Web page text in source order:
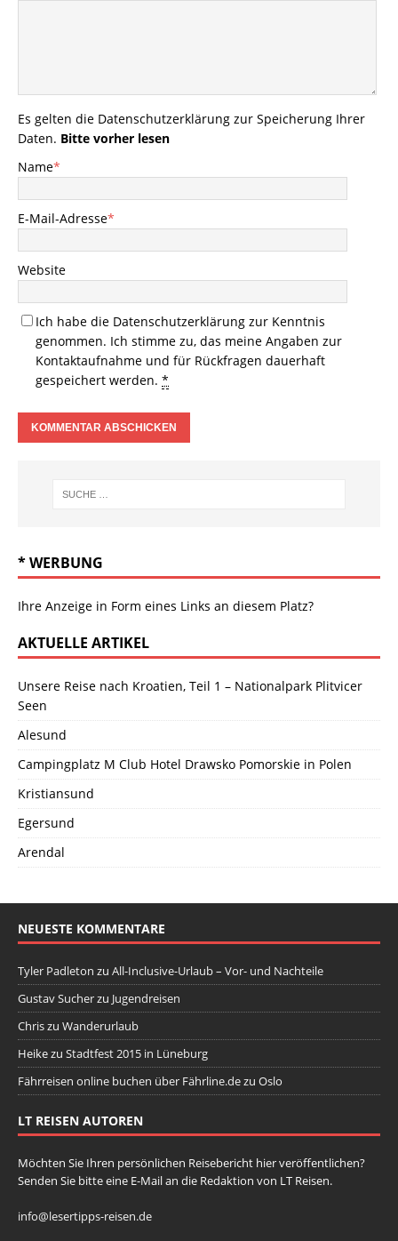
Es gelten die Datenschutzerklärung zur Speicherung Ihrer
Daten. Bitte vorher lesen
Name*
E-Mail-Adresse*
Website
Ich habe die Datenschutzerklärung zur Kenntnis
genommen. Ich stimme zu, das meine Angaben zur
Kontaktaufnahme und für Rückfragen dauerhaft
gespeichert werden. *
* WERBUNG
Ihre Anzeige in Form eines Links an diesem Platz?
AKTUELLE ARTIKEL
Unsere Reise nach Kroatien, Teil 1 – Nationalpark Plitvicer
Seen
Alesund
Campingplatz M Club Hotel Drawsko Pomorskie in Polen
Kristiansund
Egersund
Arendal
NEUESTE KOMMENTARE
Tyler Padleton zu All-Inclusive-Urlaub – Vor- und Nachteile
Gustav Sucherzu Jugendreisen
Chriszu Wanderurlaub
Heikezu Stadtfest 2015 in Lüneburg
Fährreisen online buchen über Fährline.dezu Oslo
LT REISEN AUTOREN
Möchten Sie Ihren persönlichen Reisebericht hier veröffentlichen?
Senden Sie bitte eine E-Mail an die Redaktion von LT Reisen.
info@lesertipps-reisen.de